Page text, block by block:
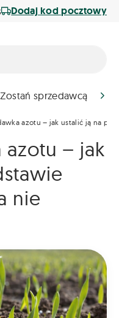
Dodaj kod pocztowy
Zostań sprzedawcą
azotu – jak ustalić ją na
azotu – jak
nie